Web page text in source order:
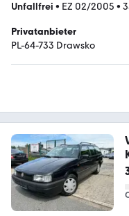
Unfallfrei • EZ 02/2005 •
Privatanbieter
PL-64-733 Drawsko